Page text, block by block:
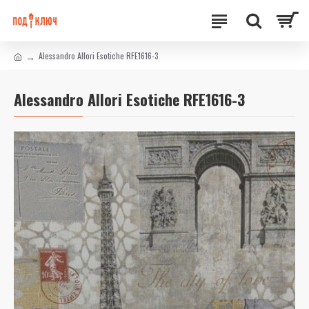
Alessandro Allori Esotiche RFE1616-3
Alessandro Allori Esotiche RFE1616-3